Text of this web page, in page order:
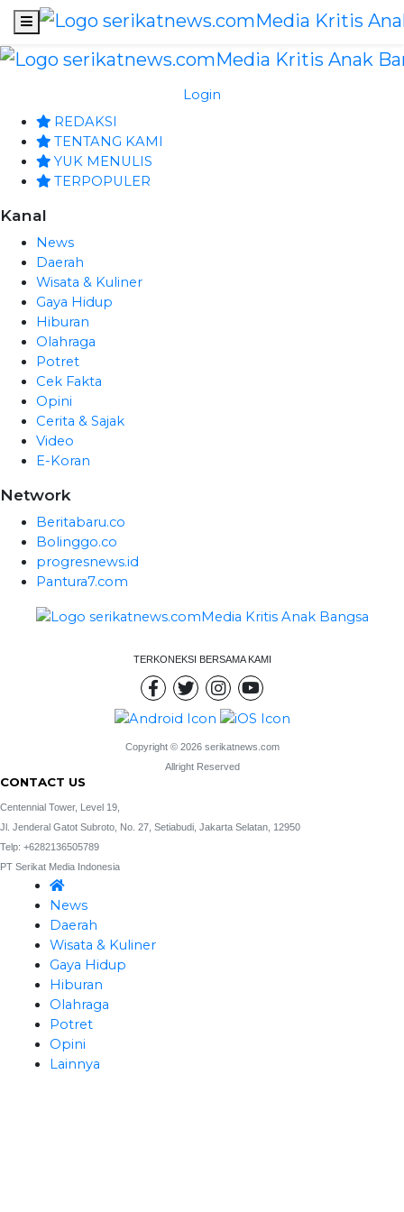
Login
REDAKSI
TENTANG KAMI
YUK MENULIS
TERPOPULER
Kanal
News
Daerah
Wisata & Kuliner
Gaya Hidup
Hiburan
Olahraga
Potret
Cek Fakta
Opini
Cerita & Sajak
Video
E-Koran
Network
Beritabaru.co
Bolinggo.co
progresnews.id
Pantura7.com
TERKONEKSI BERSAMA KAMI
Copyright © 2026 serikatnews.com
Allright Reserved
CONTACT US
Centennial Tower, Level 19,
Jl. Jenderal Gatot Subroto, No. 27, Setiabudi, Jakarta Selatan, 12950
Telp: +6282136505789
PT Serikat Media Indonesia
News
Daerah
Wisata & Kuliner
Gaya Hidup
Hiburan
Olahraga
Potret
Opini
Lainnya